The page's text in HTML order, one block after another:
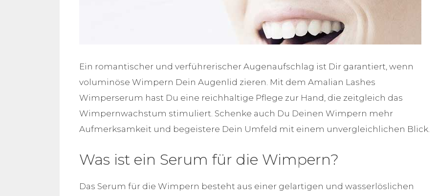
Ein romantischer und verführerischer Augenaufschlag ist Dir garantiert, wenn
voluminöse Wimpern Dein Augenlid zieren. Mit dem Amalian Lashes
Wimperserum hast Du eine reichhaltige Pflege zur Hand, die zeitgleich das
Wimpernwachstum stimuliert. Schenke auch Du Deinen Wimpern mehr
Aufmerksamkeit und begeistere Dein Umfeld mit einem unvergleichlichen Blick.
Was ist ein Serum für die Wimpern?
Das Serum für die Wimpern besteht aus einer gelartigen und wasserlöslichen